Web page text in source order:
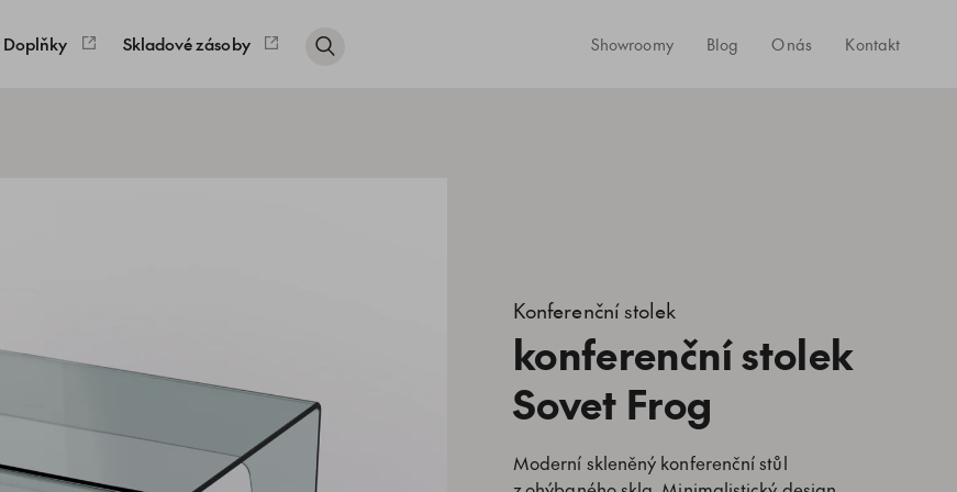
Doplňky Skladové zásoby Showroomy Blog O nás Kontakt
Konferenční stolek
konferenční stolek
Sovet Frog
Moderní skleněný konferenční stůl